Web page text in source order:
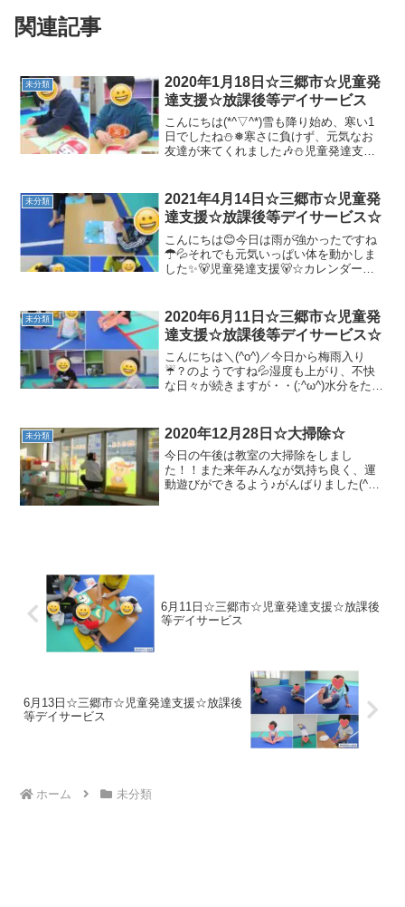
関連記事
未分類
2020年1月18日☆三郷市☆児童発
達支援☆放課後等デイサービス
こんにちは(*^▽^*)雪も降り始め、寒い1
日でしたね⛄❅寒さに負けず、元気なお
友達が来てくれました🎶⛄児童発達支援
マラソン☆動物変身サーキット・1本橋ク
マ渡り・クモの...
未分類
2021年4月14日☆三郷市☆児童発
達支援☆放課後等デイサービス☆
こんにちは😊今日は雨が強かったですね
☂💦それでも元気いっぱい体を動かしま
した✨🐻児童発達支援🐻☆カレンダー作
ールみんなジャンプが大好きです♡☆ボ
ール遊び投げたり、転が...
未分類
2020年6月11日☆三郷市☆児童発
達支援☆放課後等デイサービス☆
こんにちは＼(^o^)／今日から梅雨入り
☔？のようですね💦湿度も上がり、不快
な日々が続きますが・・(;^ω^)水分をたく
達支援🐌☆柔軟体操先生の真似がとても
未分類 2020年12月28日☆大掃除☆
今日の午後は教室の大掃除をしまし
た！！また来年みんなが気持ち良く、運
動遊びができるよう♪がんばりました(^^♪
6月11日☆三郷市☆児童発達支援☆放課後
等デイサービス
6月13日☆三郷市☆児童発達支援☆放課後
等デイサービス
ホーム 未分類